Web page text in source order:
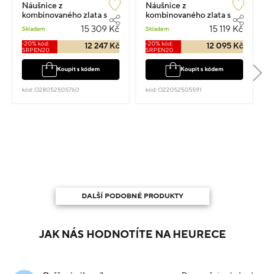
Náušnice z
kombinovaného zlata s
granátem 1.1cm 4.05g
Skladem 15 309 Kč
-20% kód:
SRPEN20
12 247 Kč
Koupit s kódem
kód: O28052505760
Náušnice z
kombinovaného zlata s
almandinem a zirkony
1.1cm 4g
Skladem 15 119 Kč
-20% kód:
SRPEN20
12 095 Kč
Koupit s kódem
kód: O22052505591
DALŠÍ PODOBNÉ PRODUKTY
JAK NÁS HODNOTÍTE NA HEURECE